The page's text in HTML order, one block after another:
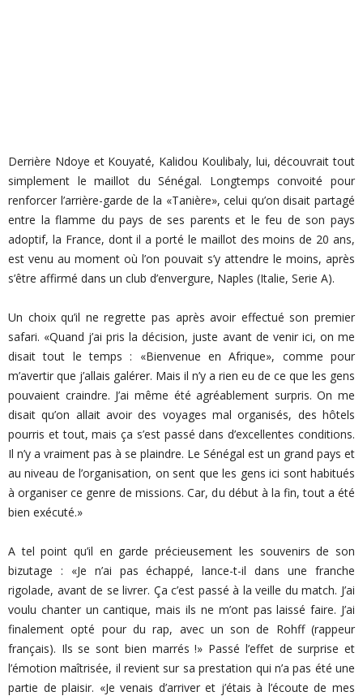
Derrière Ndoye et Kouyaté, Kalidou Koulibaly, lui, découvrait tout
simplement le maillot du Sénégal. Longtemps convoité pour
renforcer l’arrière-garde de la «Tanière», celui qu’on disait partagé
entre la flamme du pays de ses parents et le feu de son pays
adoptif, la France, dont il a porté le maillot des moins de 20 ans,
est venu au moment où l’on pouvait s’y attendre le moins, après
s’être affirmé dans un club d’envergure, Naples (Italie, Serie A).
Un choix qu’il ne regrette pas après avoir effectué son premier
safari. «Quand j’ai pris la décision, juste avant de venir ici, on me
disait tout le temps : «Bienvenue en Afrique», comme pour
m’avertir que j’allais galérer. Mais il n’y a rien eu de ce que les gens
pouvaient craindre. J’ai même été agréablement surpris. On me
disait qu’on allait avoir des voyages mal organisés, des hôtels
pourris et tout, mais ça s’est passé dans d’excellentes conditions.
Il n’y a vraiment pas à se plaindre. Le Sénégal est un grand pays et
au niveau de l’organisation, on sent que les gens ici sont habitués
à organiser ce genre de missions. Car, du début à la fin, tout a été
bien exécuté.»
A tel point qu’il en garde précieusement les souvenirs de son
bizutage : «Je n’ai pas échappé, lance-t-il dans une franche
rigolade, avant de se livrer. Ça c’est passé à la veille du match. J’ai
voulu chanter un cantique, mais ils ne m’ont pas laissé faire. J’ai
finalement opté pour du rap, avec un son de Rohff (rappeur
français). Ils se sont bien marrés !» Passé l’effet de surprise et
l’émotion maîtrisée, il revient sur sa prestation qui n’a pas été une
partie de plaisir. «Je venais d’arriver et j’étais à l’écoute de mes